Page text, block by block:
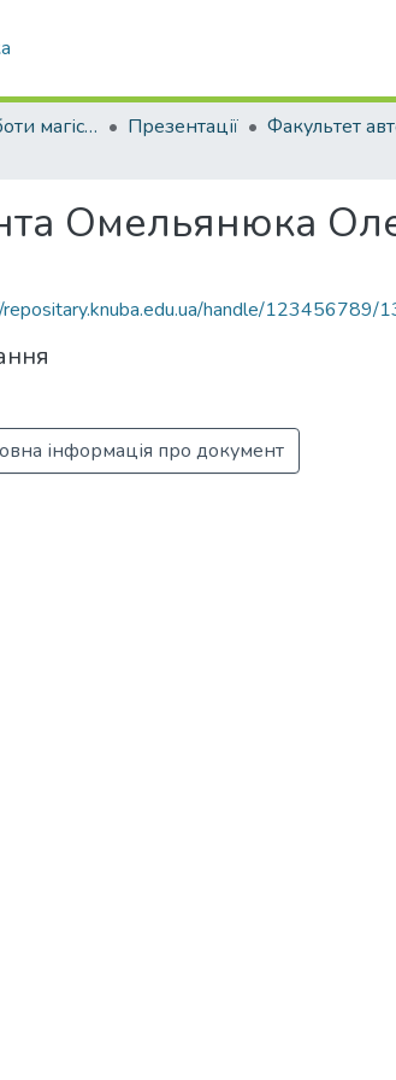
Атестаційні роботи магістрів Презентації
Омельянюка
handle/123456789/
інформація про документ